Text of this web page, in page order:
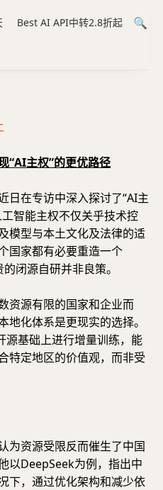
“AI主权”的更优路径
日在专访中深入探讨了“AI主
智能主权不仅关乎技术控
模型与本土文化及法律的适
国家都有必要重造一个
闭源自研并非良策。
资源有限的国家和企业而
地化体系是更现实的选择。
源基础上进行增量训练，能
特定地区的价值观，而非受
为资源受限反而催生了中国
以DeepSeek为例，指出中
下，通过优化架构和减少依
Best AI API中转2.8折起